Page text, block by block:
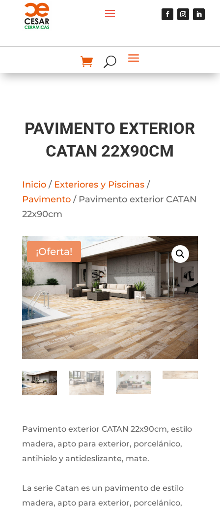
PAVIMENTO EXTERIOR
CATAN 22X90CM
Inicio/ Exteriores y Piscinas/
Pavimento/ Pavimento exterior CATAN
22x90cm
¡Oferta!
Pavimento exterior CATAN 22x90cm, estilo
madera, apto para exterior, porcelánico,
antihielo y antideslizante, mate.
La serie Catan es un pavimento de estilo
madera, apto para exterior, porcelánico,